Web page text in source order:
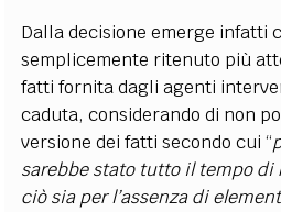
Dalla decisione emerge infatti
semplicemente ritenuto più
fatti fornita dagli agenti
caduta, considerando di non
versione dei fatti secondo cui “
sarebbe stato tutto il tempo
ciò sia per l’assenza di